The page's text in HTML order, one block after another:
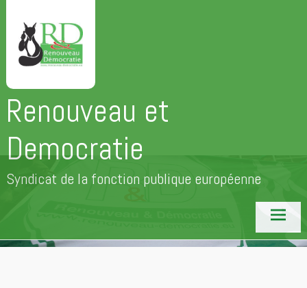
contenu
principal
Renouveau et
Democratie
Syndicat de la fonction publique européenne